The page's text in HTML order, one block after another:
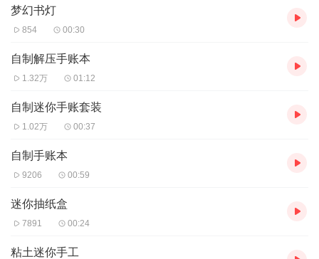
梦幻书灯
854 00:30
自制解压手账本
1.32万 01:12
自制迷你手账套装
1.02万 00:37
自制手账本
9206 00:59
迷你抽纸盒
7891 00:24
粘土迷你手工